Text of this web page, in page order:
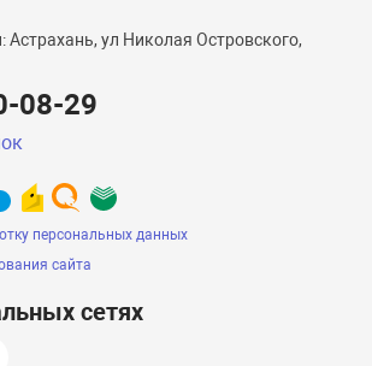
Астрахань, ул Николая Островского,
08-29
персональных данных
сайта
сетях